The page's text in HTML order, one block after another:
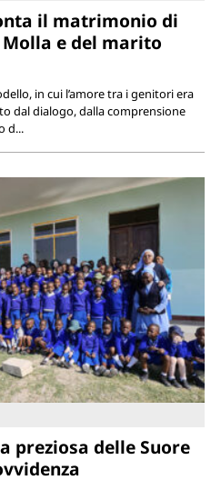
il matrimonio di
e del marito
in cui l’amore tra i genitori era
dal dialogo, dalla comprensione
d...
preziosa delle Suore